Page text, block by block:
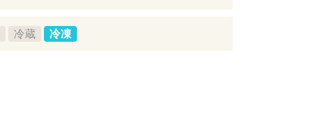
冷蔵 冷凍